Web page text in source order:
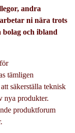
andra
ni nära trots
och ibland
tämligen
säkerställa teknisk
nya produkter.
produktforum